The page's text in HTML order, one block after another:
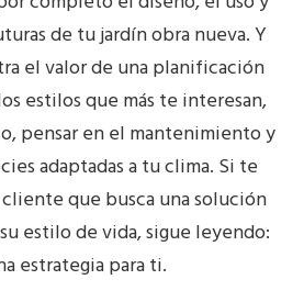
de tujardín obra nueva. Y
el valor de una planificación
estilos que más te interesan,
pensar en el mantenimientoy
adaptadas a tu clima. Si te
que busca una solución
estilo de vida, sigue leyendo:
estrategia para ti.